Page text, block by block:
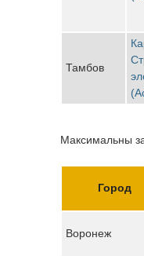
Тамбов
Максимальны
Город
Воронеж